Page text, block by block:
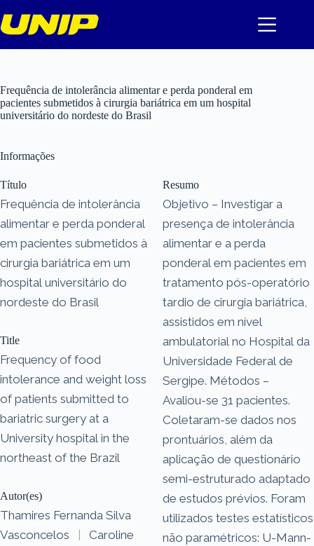
para
o
Frequência de intolerância alimentar e perda ponderal em
pacientes submetidos à cirurgia bariátrica em um hospital
universitário do nordeste do Brasil
Informações
Título
Frequência de intolerância
alimentar e perda ponderal
em pacientes submetidos à
cirurgia bariátrica em um
hospital universitário do
nordeste do Brasil
Title
Frequency of food
intolerance and weight loss
of patients submitted to
bariatric surgery at a
University hospital in the
northeast of the Brazil
Autor(es)
Thamires Fernanda Silva
Vasconcelos
|
Caroline
Resumo
Objetivo – Investigar a
presença de intolerância
alimentar e a perda
ponderal em pacientes em
tratamento pós-operatório
tardio de cirurgia bariátrica,
assistidos em nível
ambulatorial no Hospital da
Universidade Federal de
Sergipe. Métodos –
Avaliou-se 31 pacientes.
Coletaram-se dados nos
prontuários, além da
aplicação de questionário
semi-estruturado adaptado
de estudos prévios. Foram
utilizados testes estatísticos
não paramétricos: U-Mann-